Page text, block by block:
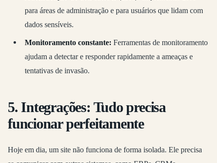
para áreas de administração e para usuários que lidam com
dados sensíveis.
Monitoramento constante: Ferramentas de monitoramento
ajudam a detectar e responder rapidamente a ameaças e
tentativas de invasão.
5. Integrações: Tudo precisa
funcionar perfeitamente
Hoje em dia, um site não funciona de forma isolada. Ele precisa